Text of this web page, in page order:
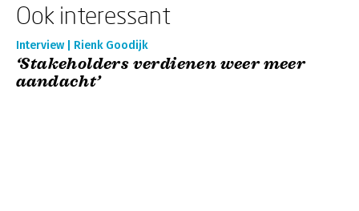
Ook interessant
Interview | Rienk Goodijk
‘Stakeholders verdienen weer meer
aandacht’